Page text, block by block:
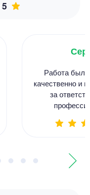
5
Работа
качественно и
за